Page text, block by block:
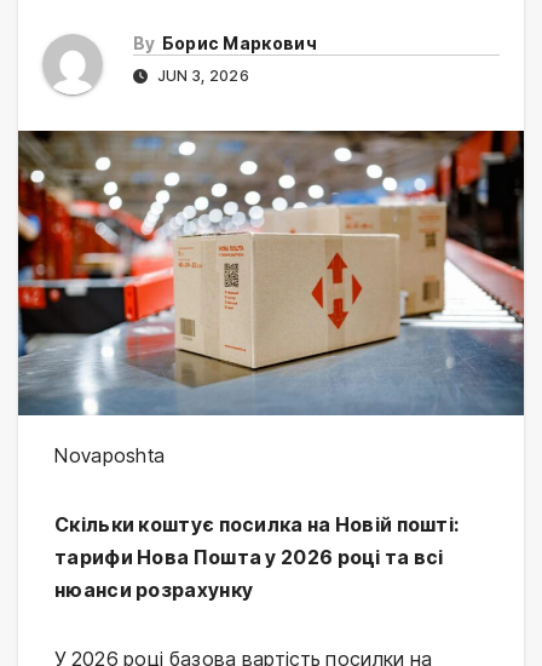
By Борис Маркович
JUN 3, 2026
⁠Novaposhta
Скільки коштує посилка на Новій пошті:
тарифи Нова Пошта у 2026 році та всі
нюанси розрахунку
У 2026 році базова вартість посилки на